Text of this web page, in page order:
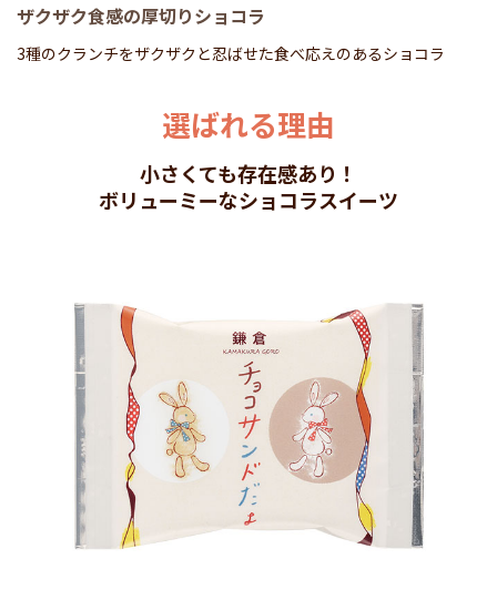
ザクザク食感の厚切りショコラ
3種のクランチをザクザクと忍ばせた食べ応えのあるショコラ
選ばれる理由
小さくても存在感あり！
ボリューミーなショコラスイーツ